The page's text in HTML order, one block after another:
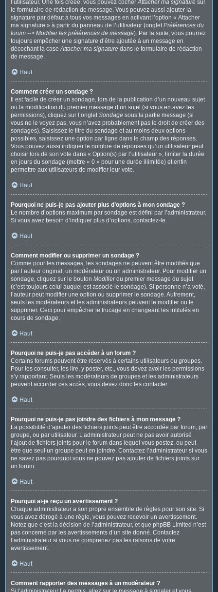
l’utilisateur. Une fois créée, vous pouvez cocherAttacher ma signature sur
le formulaire de rédaction de message. Vous pouvez aussi ajouter la
signature par défaut à tous vos messages en activant l’option « Attacher
ma signature » à partir du panneau de l’utilisateur (ongletPréférences du
forum --> Modifier les préférences de message). Par la suite, vous pourrez
toujours empêcher une signature d’être ajoutée à un message en
décochant la caseAttacher ma signature dans le formulaire de rédaction
de message.
Haut
Comment créer un sondage ?
Il est facile de créer un sondage, lors de la publication d’un nouveau sujet
ou la modification du premier message d’un sujet (si vous en avez les
permissions), cliquez sur l’ongletSondage sous la partie message (si
vous ne le voyez pas, vous n’avez probablement pas le droit de créer des
sondages). Saisissez le titre du sondage et au moins deux options
possibles, saisissez une option par ligne dans le champ des réponses.
Vous pouvez aussi indiquer le nombre de réponses qu’un utilisateur peut
choisir lors de son vote dans « Option(s) par l’utilisateur », limiter la durée
en jours du sondage (mettre « 0 » pour une durée illimitée) et enfin
permettre aux utilisateurs de modifier leur vote.
Haut
Pourquoi ne puis-je pas ajouter plus d’options à mon sondage ?
Le nombre d’options maximum par sondage est défini par l’administrateur.
Si vous avez besoin d’indiquer plus d’options, contactez-le.
Haut
Comment modifier ou supprimer un sondage ?
Comme pour les messages, les sondages ne peuvent être modifiés que
par l’auteur original, un modérateur ou un administrateur. Pour modifier un
sondage, cliquez sur le bouton Modifierdu premier message du sujet
(c’est toujours celui auquel est associé le sondage). Si personne n’a voté,
l’auteur peut modifier une option ou supprimer le sondage. Autrement,
seuls les modérateurs et les administrateurs peuvent le modifier ou le
supprimer. Ceci pour empêcher le trucage en changeant les intitulés en
cours de sondage.
Haut
Pourquoi ne puis-je pas accéder à un forum ?
Certains forums peuvent être réservés à certains utilisateurs ou groupes.
Pour les consulter, les lire, y poster, etc., vous devez avoir les permissions
s’y rapportant. Seuls les modérateurs de groupes et les administrateurs
peuvent accorder ces accès, vous devez donc les contacter.
Haut
Pourquoi ne puis-je pas joindre des fichiers à mon message ?
La possibilité d’ajouter des fichiers joints peut être accordée par forum, par
groupe, ou par utilisateur. L’administrateur peut ne pas avoir autorisé
l’ajout de fichiers joints pour le forum dans lequel vous postez, ou peut-
être que seul un groupe peut en joindre. Contactez l’administrateur si vous
ne savez pas pourquoi vous ne pouvez pas ajouter de fichiers joints sur
un forum.
Haut
Pourquoi ai-je reçu un avertissement ?
Chaque administrateur a son propre ensemble de règles pour son site. Si
vous avez dérogé à une règle, vous pouvez recevoir un avertissement.
Notez que c’est la décision de l’administrateur, et que phpBB Limited n’est
pas concerné par les avertissements d’un site donné. Contactez
l’administrateur si vous ne comprenez pas les raisons de votre
avertissement.
Haut
Comment rapporter des messages à un modérateur ?